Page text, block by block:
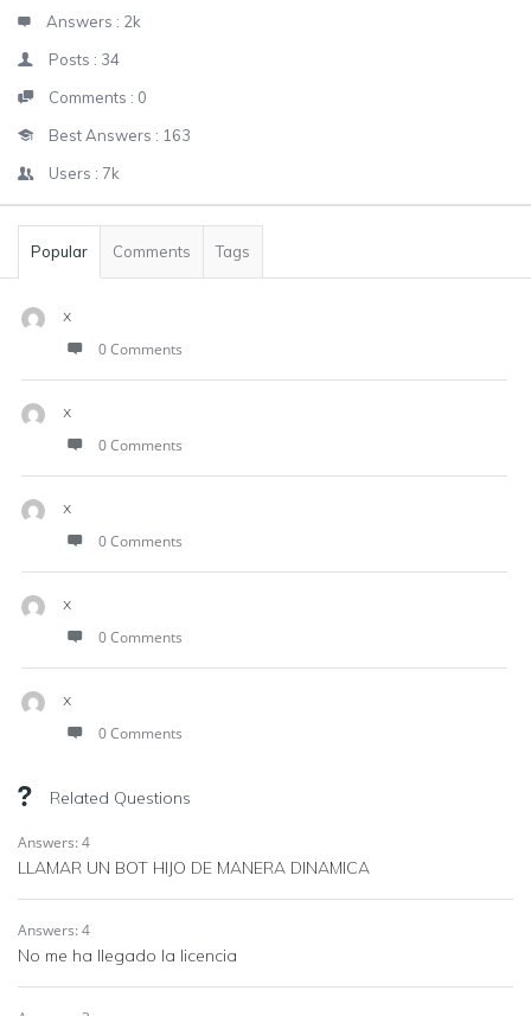
Answers : 2k
Posts : 34
Comments : 0
Best Answers : 163
Users : 7k
Popular Comments Tags
x
0 Comments
x
0 Comments
x
0 Comments
x
0 Comments
x
0 Comments
Related Questions
Answers: 4
LLAMAR UN BOT HIJO DE MANERA DINAMICA
Answers: 4
No me ha llegado la licencia